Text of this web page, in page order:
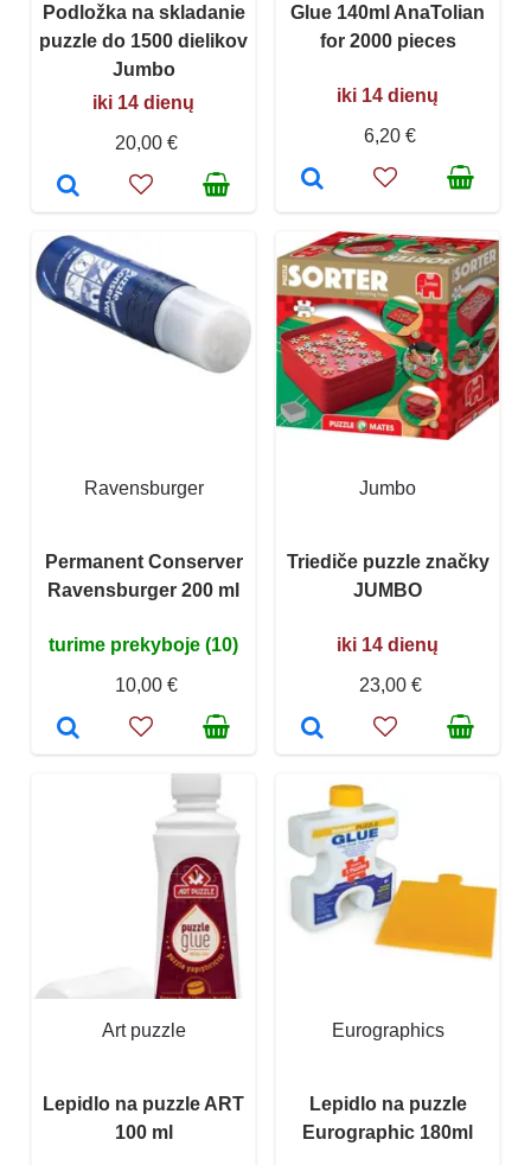
Podložka na skladanie
puzzle do 1500 dielikov
Jumbo
iki 14 dienų
20,00 €
Glue 140ml AnaTolian
for 2000 pieces
iki 14 dienų
6,20 €
Ravensburger
Permanent Conserver
Ravensburger 200 ml
turime prekyboje (10)
10,00 €
Jumbo
Triediče puzzle značky
JUMBO
iki 14 dienų
23,00 €
Art puzzle
Lepidlo na puzzle ART
100 ml
Eurographics
Lepidlo na puzzle
Eurographic 180ml